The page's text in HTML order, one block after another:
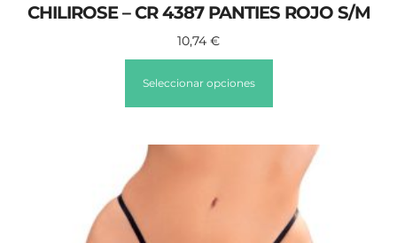
CHILIROSE – CR 4387 PANTIES ROJO S/M
10,74 €
Seleccionar opciones